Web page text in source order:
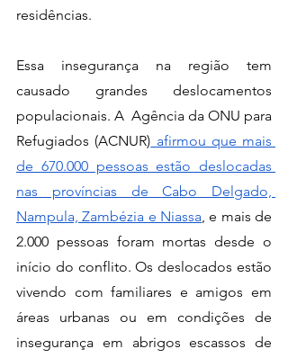
residências.
Essa insegurança na região tem
causado grandes deslocamentos
populacionais. A  Agência da ONU para
Refugiados (ACNUR) afirmou que mais
de 670.000 pessoas estão deslocadas
nas províncias de Cabo Delgado,
Nampula, Zambézia e Niassa, e mais de
2.000 pessoas foram mortas desde o
início do conflito. Os deslocados estão
vivendo com familiares e amigos em
áreas urbanas ou em condições de
insegurança em abrigos escassos de